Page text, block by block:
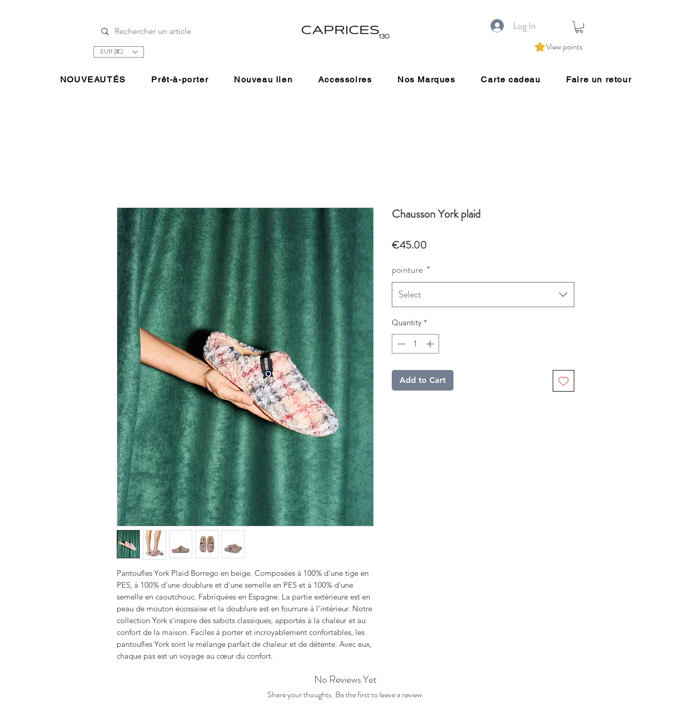
EUR (€)
Log In
View points
NOUVEAUTÉS Prêt-à-porter Nouveau lien Accessoires Nos Marques Carte cadeau Faire un retour
Pantoufles York Plaid Borrego en beige. Composées à 100% d'une tige en
PES, à 100% d'une doublure et d'une semelle en PES et à 100% d'une
semelle en caoutchouc. Fabriquées en Espagne. La partie extérieure est en
peau de mouton écossaise et la doublure est en fourrure à l'intérieur. Notre
collection York s'inspire des sabots classiques, apportés à la chaleur et au
confort de la maison. Faciles à porter et incroyablement confortables, les
pantoufles York sont le mélange parfait de chaleur et de détente. Avec eux,
chaque pas est un voyage au cœur du confort.
Chausson York plaid
€45.00Price
pointure *
Select
Quantity *
Add to Cart
No Reviews Yet
Share your thoughts. Be the first to leave a review.